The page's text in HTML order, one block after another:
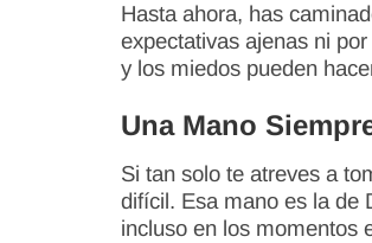
Hasta ahora, has
expectativas ajenas ni
y los miedos pueden
Una Mano
Si tan solo te atreves a
difícil. Esa mano es la de
incluso en los momentos